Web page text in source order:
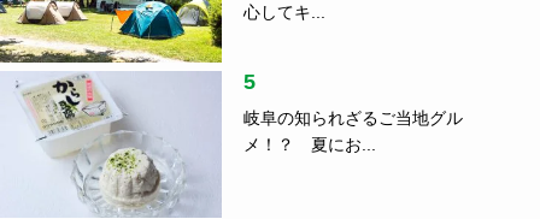
心してキ...
5
岐阜の知られざるご当地グル
メ！？ 夏にお...